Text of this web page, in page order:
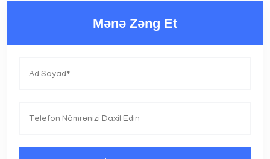
Mənə Zəng Et